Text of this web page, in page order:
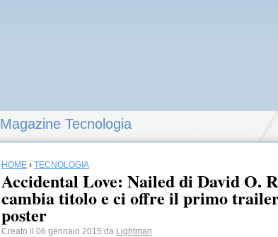
Magazine Tecnologia
HOME › TECNOLOGIA
Accidental Love: Nailed di David O.
cambia titolo e ci offre il primo
poster
Creato il 06 gennaio 2015 da Lightman